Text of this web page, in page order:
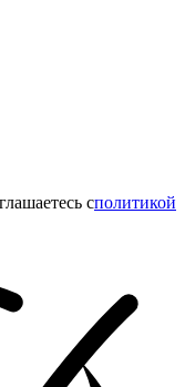
cполитикой